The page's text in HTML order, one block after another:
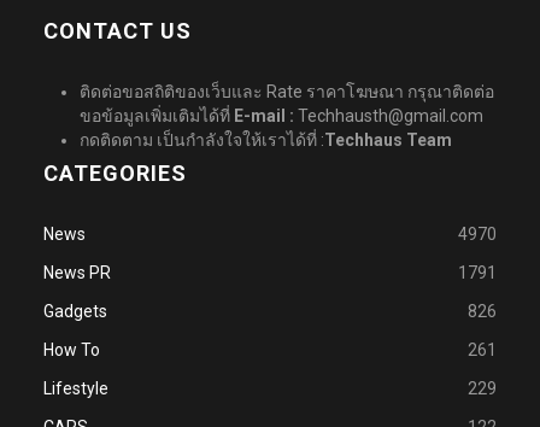
CONTACT US
ติดต่อขอสถิติของเว็บและ Rate ราคาโฆษณา กรุณาติดต่อ
ขอข้อมูลเพิ่มเติมได้ที่ E-mail : Techhausth@gmail.com
กดติดตาม เป็นกำลังใจให้เราได้ที่ :Techhaus Team
CATEGORIES
News
4970
News PR
1791
Gadgets
826
How To
261
Lifestyle
229